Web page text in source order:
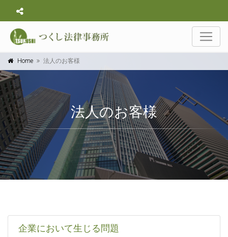
Home 法人のお客様
法人のお客様
企業において生じる問題